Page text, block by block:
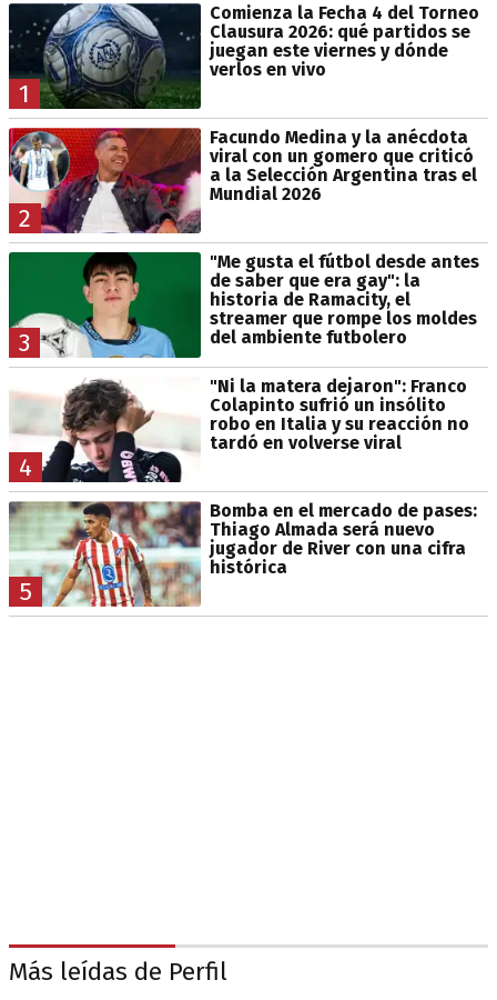
1
Comienza la Fecha 4 del Torneo
Clausura 2026: qué partidos se
juegan este viernes y dónde
verlos en vivo
2
Facundo Medina y la anécdota
viral con un gomero que criticó
a la Selección Argentina tras el
Mundial 2026
3
"Me gusta el fútbol desde antes
de saber que era gay": la
historia de Ramacity, el
streamer que rompe los moldes
del ambiente futbolero
4
"Ni la matera dejaron": Franco
Colapinto sufrió un insólito
robo en Italia y su reacción no
tardó en volverse viral
5
Bomba en el mercado de pases:
Thiago Almada será nuevo
jugador de River con una cifra
histórica
Más leídas de Perfil